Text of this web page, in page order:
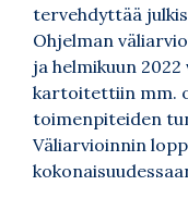
tervehdyttää
Ohjelman
ja helmikuun
kartoitettiin mm.
toimenpiteiden
Väliarvioinnin